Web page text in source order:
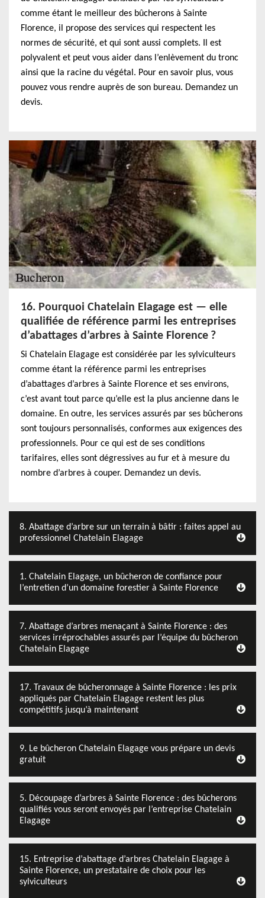
comme étant le meilleur des bûcherons à Sainte
Florence, il propose des services qui respectent les
normes de sécurité, et qui sont aussi complets. Il est
polyvalent et peut vous aider dans l’enlèvement du tronc
ainsi que la racine du végétal. Pour en savoir plus, vous
pouvez vous rendre auprès de son bureau. Demandez un
devis.
16. Pourquoi Chatelain Elagage est — elle
qualifiée de référence parmi les entreprises
d’abattages d’arbres à Sainte Florence ?
Si Chatelain Elagage est considérée par les sylviculteurs
comme étant la référence parmi les entreprises
d’abattages d’arbres à Sainte Florence et ses environs,
c’est avant tout parce qu’elle est la plus ancienne dans le
domaine. En outre, les services assurés par ses bûcherons
sont toujours personnalisés, conformes aux exigences des
professionnels. Pour ce qui est de ses conditions
tarifaires, elles sont dégressives au fur et à mesure du
nombre d’arbres à couper. Demandez un devis.
8. Abattage d’arbre sur un terrain à bâtir : faites appel au
professionnel Chatelain Elagage
1. Chatelain Elagage, un bûcheron de confiance pour
l’entretien d’un domaine forestier à Sainte Florence
7. Abattage d’arbres menaçant à Sainte Florence : des
services irréprochables assurés par l’équipe du bûcheron
Chatelain Elagage
17. Travaux de bûcheronnage à Sainte Florence : les prix
appliqués par Chatelain Elagage restent les plus
compétitifs jusqu’à maintenant
9. Le bûcheron Chatelain Elagage vous prépare un devis
gratuit
5. Découpage d’arbres à Sainte Florence : des bûcherons
qualifiés vous seront envoyés par l’entreprise Chatelain
Elagage
15. Entreprise d’abattage d’arbres Chatelain Elagage à
Sainte Florence, un prestataire de choix pour les
sylviculteurs